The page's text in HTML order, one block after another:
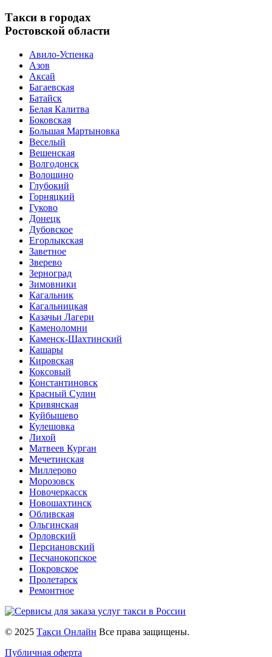
Такси в городах
Ростовской области
Авило-Успенка
Азов
Аксай
Багаевская
Батайск
Белая Калитва
Боковская
Большая Мартыновка
Веселый
Вешенская
Волгодонск
Волошино
Глубокий
Горняцкий
Гуково
Донецк
Дубовское
Егорлыкская
Заветное
Зверево
Зерноград
Зимовники
Кагальник
Кагальницкая
Казачьи Лагери
Каменоломни
Каменск-Шахтинский
Кашары
Кировская
Коксовый
Константиновск
Красный Сулин
Кривянская
Куйбышево
Кулешовка
Лихой
Матвеев Курган
Мечетинская
Миллерово
Морозовск
Новочеркасск
Новошахтинск
Обливская
Ольгинская
Орловский
Персиановский
Песчанокопское
Покровское
Пролетарск
Ремонтное
© 2025 Такси Онлайн Все права защищены.
Публичная оферта